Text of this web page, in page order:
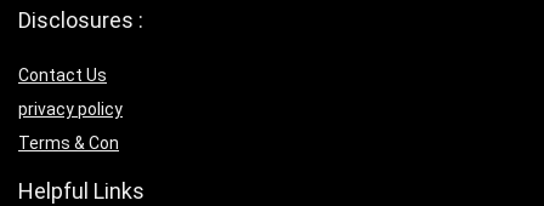
Disclosures :
Contact Us
privacy policy
Terms & Con
Helpful Links